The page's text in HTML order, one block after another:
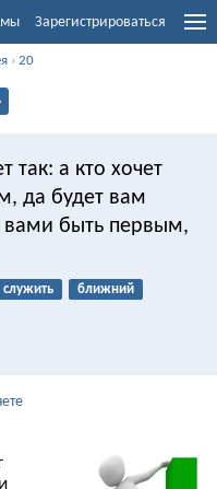
Зарегистрироваться
›20
так: а кто хочет
да будет вам
вами быть первым,
служить
ближний